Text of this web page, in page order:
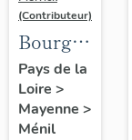
(Contributeur)
Bourg
de
Ménil
Pays de la
Loire >
Mayenne >
Ménil